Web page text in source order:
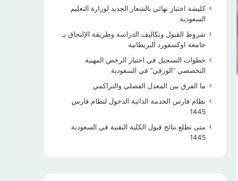
كليشة اختبار نهائي بالشعار الجديد لوزارة التعليم
السعودية
شروط القبول وتكاليف الدراسة وطريقة الإلتحاق بـ
جامعة اوكسفورد البريطانية
خطوات التسجيل في اختبار الرخص المهنية
التخصصي “الورقي” في السعودية
ما الفرق بين المعدل الفصلي والتراكمي
نظام فارس الخدمة الذاتية الدخول لنظام فارس
1445
متى تطلع نتائج قبول الكلية التقنية في السعودية
1445